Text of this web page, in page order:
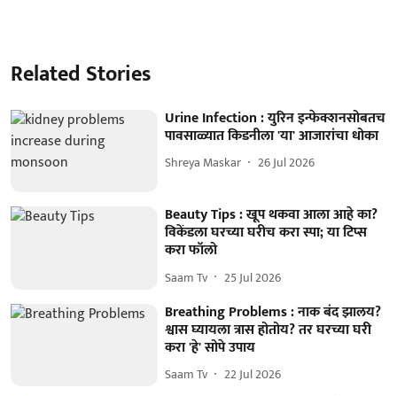
Related Stories
Urine Infection : युरिन इन्फेक्शनसोबतच
पावसाळ्यात किडनीला 'या' आजारांचा धोका
Shreya Maskar 26 Jul 2026
Beauty Tips : खूप थकवा आला आहे का?
विकेंडला घरच्या घरीच करा स्पा; या टिप्स
करा फॉलो
Saam Tv 25 Jul 2026
Breathing Problems : नाक बंद झालय?
श्वास घ्यायला त्रास होतोय? तर घरच्या घरी
करा 'हे' सोपे उपाय
Saam Tv 22 Jul 2026